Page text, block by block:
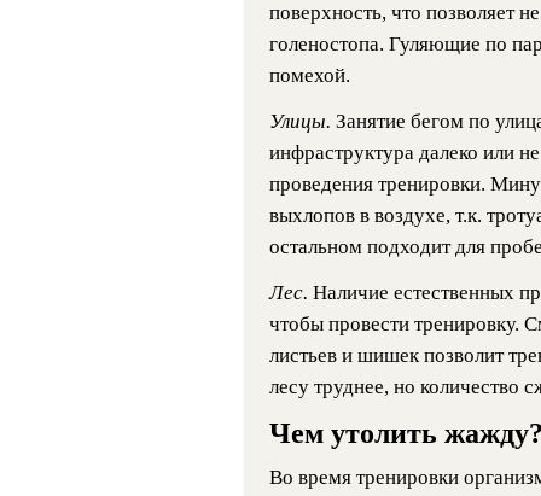
поверхность, что позволяет
голеностопа. Гуляющие по
помехой.
Улицы. Занятие бегом по
инфраструктура далеко или
проведения тренировки.
выхлопов в воздухе, т.к.
остальном подходит для
Лес. Наличие естественных
чтобы провести тренировку.
листьев и шишек позволит
лесу труднее, но количество
Чем утолить
Во время тренировки